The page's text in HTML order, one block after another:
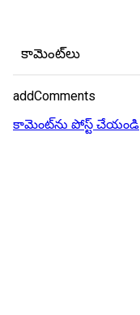
కామెంట్‌లు
addComments
కామెంట్‌ను పోస్ట్ చేయండి